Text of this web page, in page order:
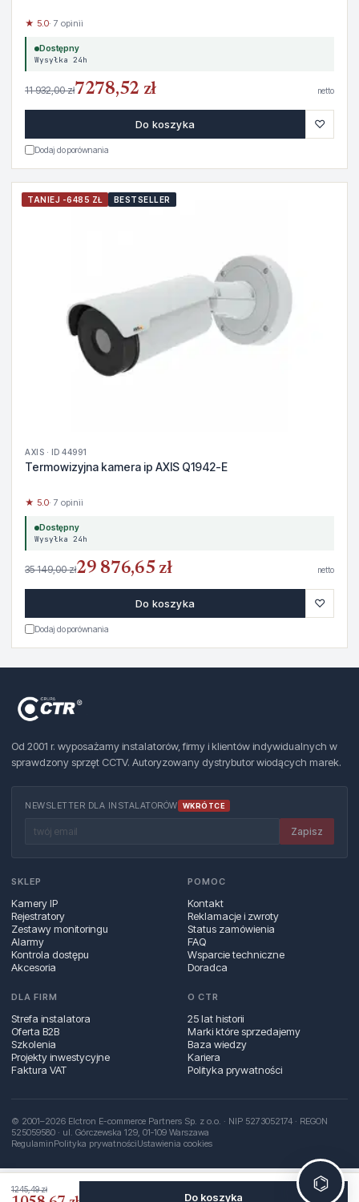
1245,49 zł
Do koszyka
★ 5.0· 7 opinii
Dostępny
Wysyłka 24h
11 932,00 zł7278,52 zł netto
Do koszyka ♡
Dodaj do porównania
TANIEJ -6485 ZŁ BESTSELLER
AXIS · ID 44991
Termowizyjna kamera ip AXIS Q1942-E
★ 5.0· 7 opinii
Dostępny
Wysyłka 24h
35 149,00 zł29 876,65 zł netto
Do koszyka ♡
Dodaj do porównania
Od 2001 r. wyposażamy instalatorów, firmy i klientów indywidualnych w
sprawdzony sprzęt CCTV. Autoryzowany dystrybutor wiodących marek.
NEWSLETTER DLA INSTALATORÓW WKRÓTCE
Zapisz
SKLEP
Kamery IP
Rejestratory
Zestawy monitoringu
Alarmy
Kontrola dostępu
Akcesoria
POMOC
Kontakt
Reklamacje i zwroty
Status zamówienia
FAQ
Wsparcie techniczne
Doradca
DLA FIRM
Strefa instalatora
Oferta B2B
Szkolenia
Projekty inwestycyjne
Faktura VAT
O CTR
25 lat historii
Marki które sprzedajemy
Baza wiedzy
Kariera
Polityka prywatności
© 2001–2026 Elctron E-commerce Partners Sp. z o.o. · NIP 5273052174 · REGON
525059580 · ul. Górczewska 129, 01‑109 Warszawa
RegulaminPolityka prywatnościUstawienia cookies
⌬